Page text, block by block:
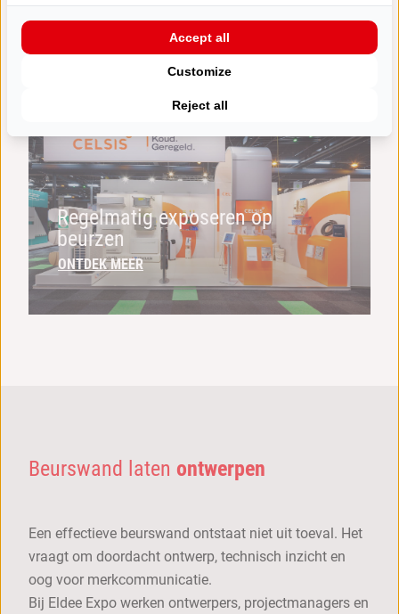
Regelmatig exposeren op
beurzen
ONTDEK MEER
Beurswand laten ontwerpen
Een effectieve beurswand ontstaat niet uit toeval. Het
vraagt om doordacht ontwerp, technisch inzicht en
oog voor merkcommunicatie.
Bij Eldee Expo werken ontwerpers, projectmanagers en
Reject all
Customize
Accept all